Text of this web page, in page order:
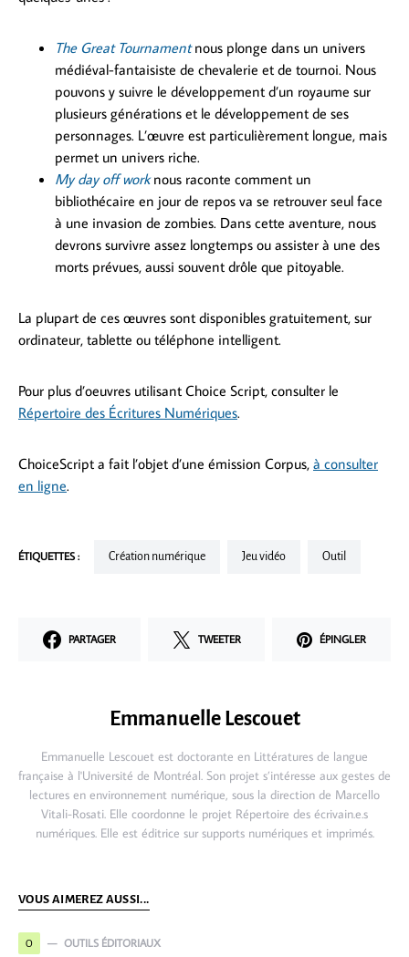
The Great Tournamentnous plonge dans un univers
médiéval-fantaisiste de chevalerie et de tournoi. Nous
pouvons y suivre le développement d’un royaume sur
plusieurs générations et le développement de ses
personnages. L’œuvre est particulièrement longue, mais
permet un univers riche.
My day off worknous raconte comment un
bibliothécaire en jour de repos va se retrouver seul face
à une invasion de zombies. Dans cette aventure, nous
devrons survivre assez longtemps ou assister à une des
morts prévues, aussi souvent drôle que pitoyable.
La plupart de ces œuvres sont disponibles gratuitement, sur
ordinateur, tablette ou téléphone intelligent.
Pour plus d’oeuvres utilisant Choice Script, consulter le
Répertoire des Écritures Numériques.
ChoiceScript a fait l’objet d’une émission Corpus, à consulter
en ligne.
ÉTIQUETTES : Création numérique Jeu vidéo Outil
PARTAGER TWEETER ÉPINGLER
Emmanuelle Lescouet
Emmanuelle Lescouet est doctorante en Littératures de langue
française à l'Université de Montréal. Son projet s’intéresse aux gestes de
lectures en environnement numérique, sous la direction de Marcello
Vitali-Rosati. Elle coordonne le projet Répertoire des écrivain.e.s
numériques. Elle est éditrice sur supports numériques et imprimés.
VOUS AIMEREZ AUSSI...
O OUTILS ÉDITORIAUX